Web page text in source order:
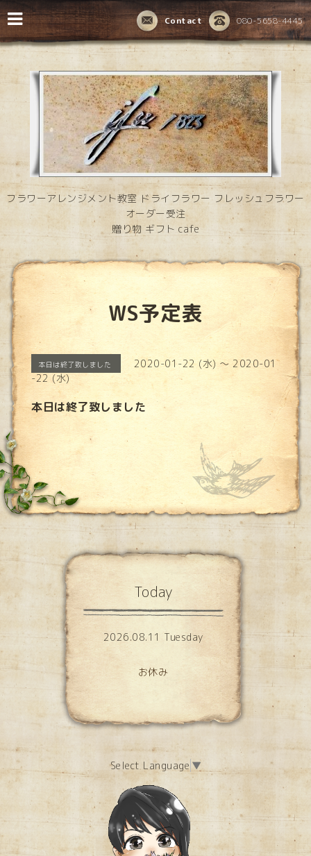
080-5658-4445
Contact
フラワーアレンジメント教室 ドライフラワー フレッシュフラワー
オーダー受注
贈り物 ギフト cafe
WS予定表
本日は終了致しました
2020-01-22 (水) ～ 2020-01
-22 (水)
本日は終了致しました
Today
2026.08.11 Tuesday
お休み
Select Language ▼